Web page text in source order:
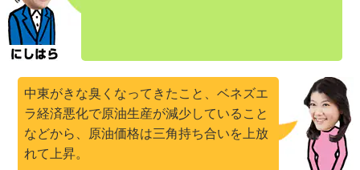
中東がきな臭くなってきたこと、ベネズエ
ラ経済悪化で原油生産が減少していること
などから、原油価格は三角持ち合いを上放
れて上昇。